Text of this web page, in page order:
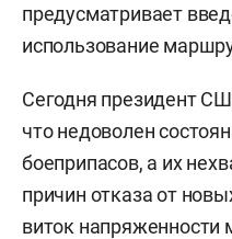
предусматривает
использование
Сегодня президент
что недоволен
боеприпасов, а их
причин отказа от
виток